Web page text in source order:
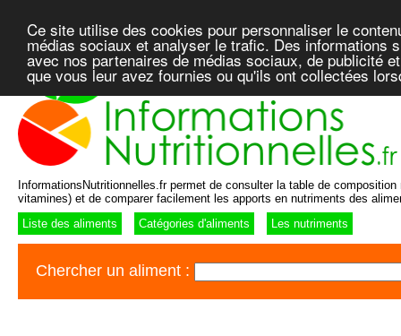
Ce site utilise des cookies pour personnaliser le
médias sociaux et analyser le trafic. Des informations
avec nos partenaires de médias sociaux, de publicité
que vous leur avez fournies ou qu'ils ont collectées
InformationsNutritionnelles.fr permet de consulter la table de
vitamines) et de comparer facilement les apports en nutriments des
Liste des aliments
Catégories d'aliments Les nutriments
Chercher un aliment :